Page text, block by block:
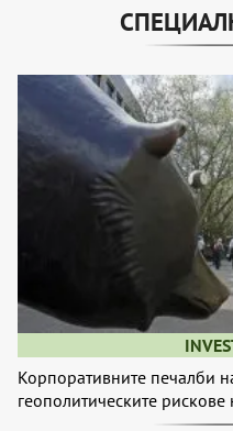
Корпоративните печалби
геополитическите рискове